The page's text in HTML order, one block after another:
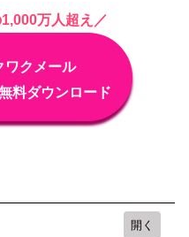
万人超え／
ワクメール
料ダウンロード